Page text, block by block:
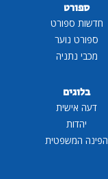
ספורט
חדשות ספורט
ספורט נוער
מכבי נתניה
בלוגים
דעה אישית
יהדות
הפינה המשפטית